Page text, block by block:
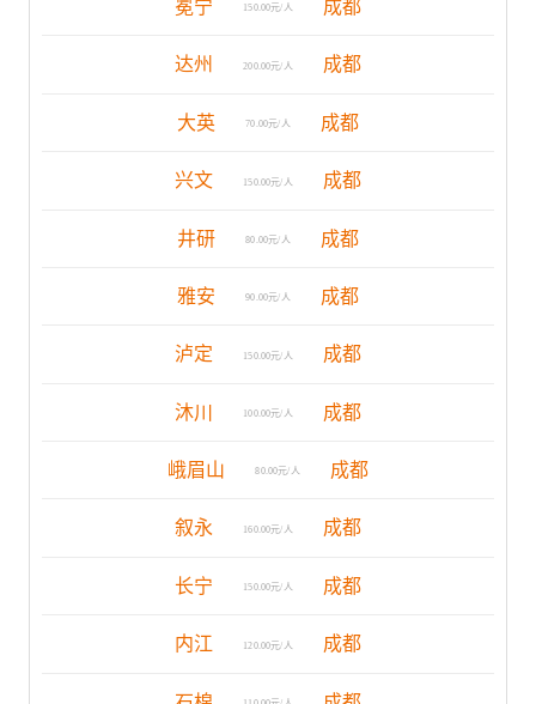
冕宁 150.00元/人 成都
达州 200.00元/人 成都
大英 70.00元/人 成都
兴文 150.00元/人 成都
井研 80.00元/人 成都
雅安 90.00元/人 成都
泸定 150.00元/人 成都
沐川 100.00元/人 成都
峨眉山 80.00元/人 成都
叙永 160.00元/人 成都
长宁 150.00元/人 成都
内江 120.00元/人 成都